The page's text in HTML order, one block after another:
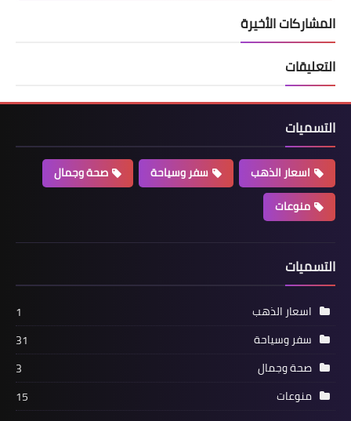
المشاركات الأخيرة
التعليقات
التسميات
اسعار الذهب سفر وسياحة
صحة وجمال
منوعات
التسميات
اسعار الذهب
1
سفر وسياحة
31
صحة وجمال
3
منوعات
15